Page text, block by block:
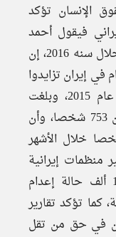
الإنسان تؤكد
فيقول أحمد
شاهد المقرر الخاص بالأمم المتحدة خلال سنه 2016، إن
إيران تزايدوا
منذ عام 2005 وتجاوزوا الألف في عام 2015، وبلغت
حالات الإعدام في 2014 ما يقرب من 753 شخصا، وأن
بهم الإعدام يبلغ 694 شخصا خلال الأشهر
2015، كما تشير منظمات إيرانية
معارضة في الخارج إلى وجود 120 ألف حالة إعدام
كما تؤكد تقارير
في حق من تقل